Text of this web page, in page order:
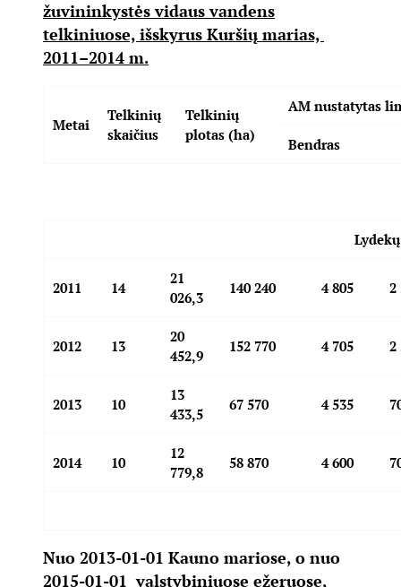
žuvininkystės vidaus vandens
telkiniuose, išskyrus Kuršių marias,
2011–2014 m.
Metai
Telkinių
skaičius
Telkinių
plotas (ha)
AM nustatytas
Bendras
Lydekų
2011 14
21
026,3
140 240 4 805 2
2012 13
20
452,9
152 770 4 705 2
2013 10
13
433,5
67 570 4 535
2014 10
12
779,8
58 870 4 600
Nuo 2013-01-01 Kauno mariose, o nuo
2015-01-01 valstybiniuose ežeruose,